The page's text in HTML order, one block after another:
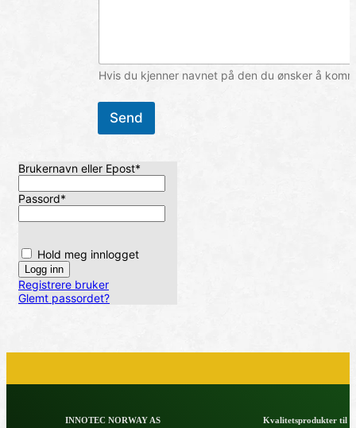
Brukernavn eller Epost*
Passord*
Hold meg innlogget
Registrere bruker
Glemt passordet?
Hvis du kjenner navnet på den du ønsker å
Send
INNOTEC NORWAY AS Kvalitetsprodukter til å